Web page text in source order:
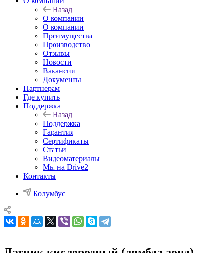
Назад
О компании
О компании
Преимущества
Производство
Отзывы
Новости
Вакансии
Документы
Партнерам
Где купить
Поддержка
Назад
Поддержка
Гарантия
Сертификаты
Статьи
Видеоматериалы
Мы на Drive2
Контакты
Колумбус